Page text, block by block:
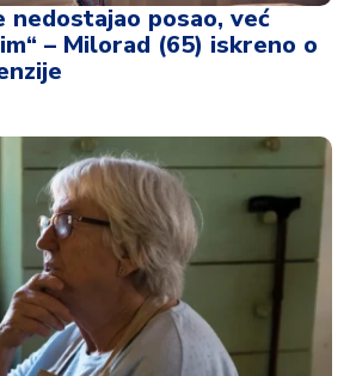
nedostajao posao, već
– Milorad (65) iskreno o